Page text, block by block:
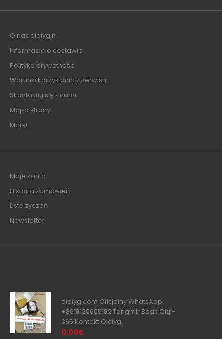
O nas qiqiyg.nl
Informacje o dostawie
Polityka prywatności
Warunki korzystania z serwisu
Skontaktuj się z nami
Mapa strony
Marki
Moje konto
Historia zamówień
Lista życzeń
Newsletter
qiqiyg.com Oficjalny WhatsApp:
+8618120605182 Tangmir Bags Qiqi-
365 Kontakt Qiqiyg
0,00€